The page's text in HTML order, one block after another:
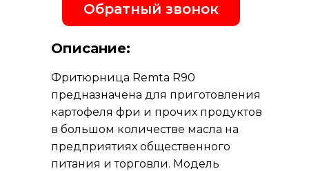
Описание:
Обратный звонок
Фритюрница Remta R90
предназначена для приготовления
картофеля фри и прочих продуктов
в большом количестве масла на
предприятиях общественного
питания и торговли. Модель